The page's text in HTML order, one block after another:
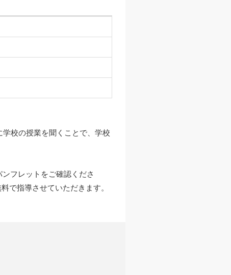
校の授業を聞くことで、学校
フレットをご確認くださ
で指導させていただきます。